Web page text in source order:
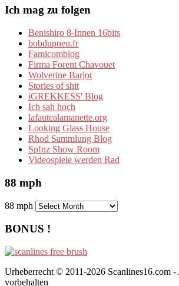
Ich mag zu folgen
Benishiro 8-Innen 16bits
bobdupneu.fr
Famicomblog
Firma Forent Chavouet
Wolverine Barjot
Stories of shit
iGREKKESS' Blog
Ich sah hoch
lafautealamanette.org
Looking Glass House
Rhod Sammlung Blog
Sp!nz Show Room
Videospiele werden Rad
88 mph
88 mph
BONUS !
Urheberrecht © 2011-2026 Scanlines16.com -
vorbehalten